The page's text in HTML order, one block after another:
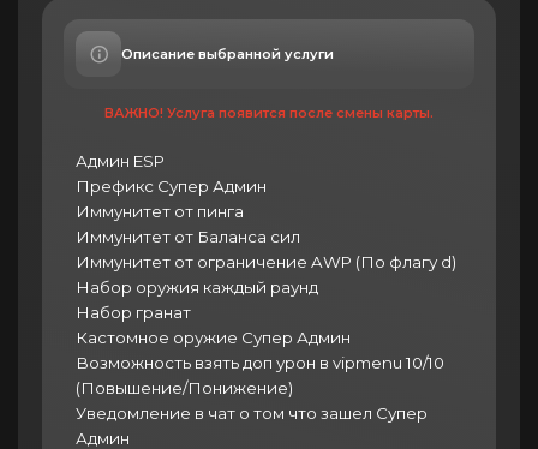
Описание выбранной услуги
ВАЖНО! Услуга появится после смены карты.
Админ ESP
Префикс Супер Админ
Иммунитет от пинга
Иммунитет от Баланса сил
Иммунитет от ограничение AWP (По флагу d)
Набор оружия каждый раунд
Набор гранат
Кастомное оружие Супер Админ
Возможность взять доп урон в vipmenu 10/10
(Повышение/Понижение)
Уведомление в чат о том что зашел Супер
Админ